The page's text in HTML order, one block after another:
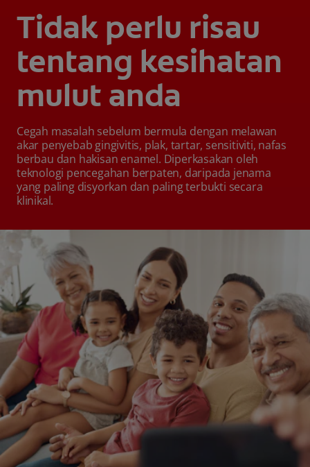
Tidak perlu risau
tentang kesihatan
mulut anda
Cegah masalah sebelum bermula dengan melawan
akar penyebab gingivitis, plak, tartar, sensitiviti, nafas
berbau dan hakisan enamel. Diperkasakan oleh
teknologi pencegahan berpaten, daripada jenama
yang paling disyorkan dan paling terbukti secara
klinikal.